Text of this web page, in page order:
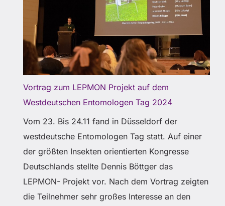
Vortrag zum LEPMON Projekt auf dem
Westdeutschen Entomologen Tag 2024
Vom 23. Bis 24.11 fand in Düsseldorf der
westdeutsche Entomologen Tag statt. Auf einer
der größten Insekten orientierten Kongresse
Deutschlands stellte Dennis Böttger das
LEPMON- Projekt vor. Nach dem Vortrag zeigten
die Teilnehmer sehr großes Interesse an den